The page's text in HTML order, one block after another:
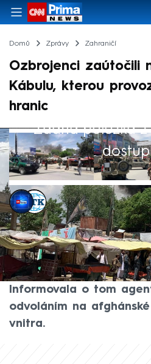
Domů Zprávy Zahraničí
Ozbrojenci zaútočili
Kábulu, kterou
hranic
Žádná položka
CNN Prima NEWS,ČTK
12. kvě 2020, 08:58
Nejméně 24 lidí zabili a
neznámí ozbrojenci,
na nemocnici v
Informovala o tom
odvoláním na
vnitra.